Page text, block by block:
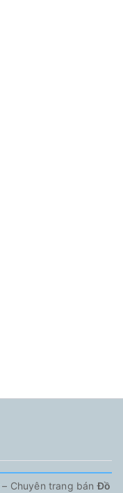
– Chuyên trang bánĐồ